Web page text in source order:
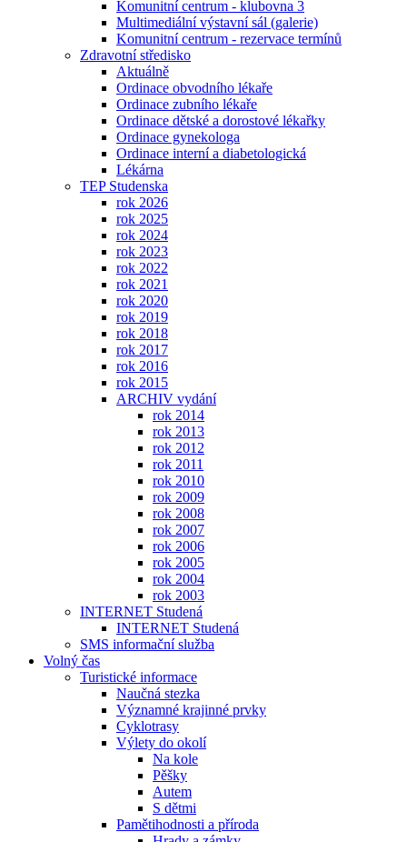
Komunitní centrum - klubovna 3
Multimediální výstavní sál (galerie)
Komunitní centrum - rezervace termínů
Zdravotní středisko
Aktuálně
Ordinace obvodního lékaře
Ordinace zubního lékaře
Ordinace dětské a dorostové lékařky
Ordinace gynekologa
Ordinace interní a diabetologická
Lékárna
TEP Studenska
rok 2026
rok 2025
rok 2024
rok 2023
rok 2022
rok 2021
rok 2020
rok 2019
rok 2018
rok 2017
rok 2016
rok 2015
ARCHIV vydání
rok 2014
rok 2013
rok 2012
rok 2011
rok 2010
rok 2009
rok 2008
rok 2007
rok 2006
rok 2005
rok 2004
rok 2003
INTERNET Studená
INTERNET Studená
SMS informační služba
Volný čas
Turistické informace
Naučná stezka
Významné krajinné prvky
Cyklotrasy
Výlety do okolí
Na kole
Pěšky
Autem
S dětmi
Pamětihodnosti a příroda